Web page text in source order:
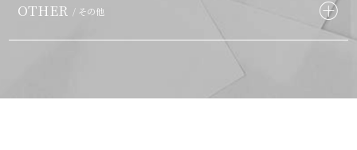
OTHER / その他